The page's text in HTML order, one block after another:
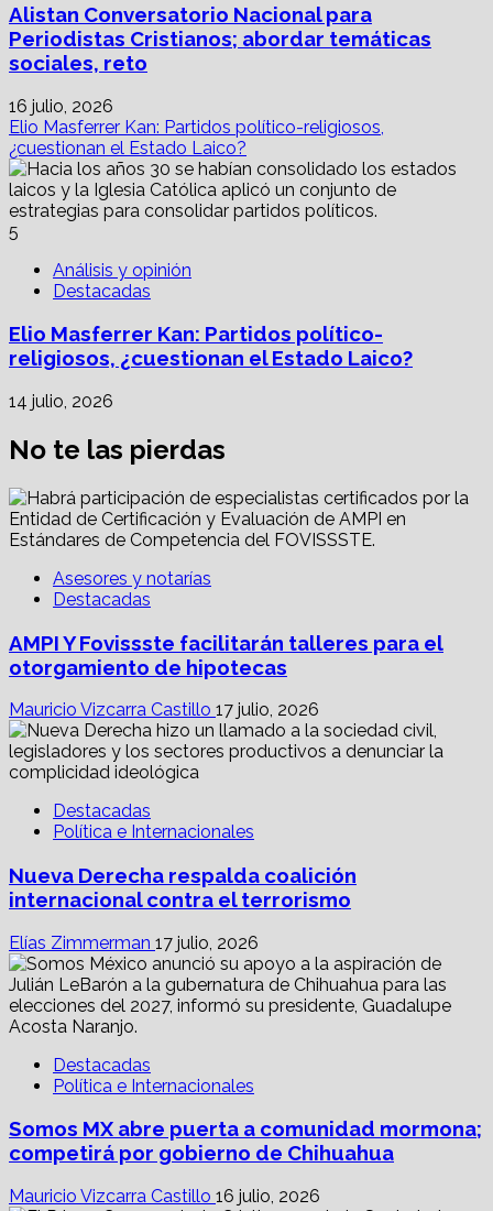
Alistan Conversatorio Nacional para
Periodistas Cristianos; abordar temáticas
sociales, reto
16 julio, 2026
Elio Masferrer Kan: Partidos político-religiosos,
¿cuestionan el Estado Laico?
5
Análisis y opinión
Destacadas
Elio Masferrer Kan: Partidos político-
religiosos, ¿cuestionan el Estado Laico?
14 julio, 2026
No te las pierdas
Asesores y notarías
Destacadas
AMPI Y Fovissste facilitarán talleres para el
otorgamiento de hipotecas
Mauricio Vizcarra Castillo 17 julio, 2026
Destacadas
Política e Internacionales
Nueva Derecha respalda coalición
internacional contra el terrorismo
Elías Zimmerman 17 julio, 2026
Destacadas
Política e Internacionales
Somos MX abre puerta a comunidad mormona;
competirá por gobierno de Chihuahua
Mauricio Vizcarra Castillo 16 julio, 2026